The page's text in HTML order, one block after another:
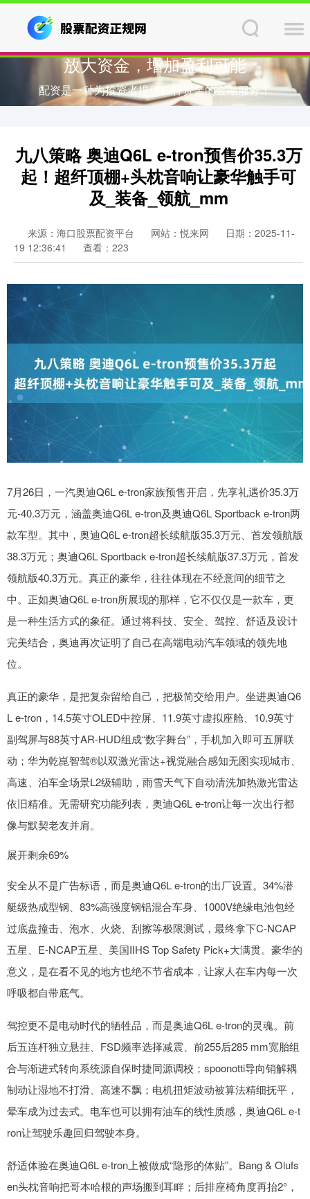
放大资金，增加盈利可能
配资是一种为投资者提供杠杆资金的金融服务！
九八策略 奥迪Q6L e-tron预售价35.3万
起！超纤顶棚+头枕音响让豪华触手可
及_装备_领航_mm
来源：海口股票配资平台 网站：悦来网
日期：2025-11-
19 12:36:41
查看：223
7月26日，一汽奥迪Q6L e-tron家族预售开启，先享礼遇价35.3万
元-40.3万元，涵盖奥迪Q6L e-tron及奥迪Q6L Sportback e-tron两
款车型。其中，奥迪Q6L e-tron超长续航版35.3万元、首发领航版
38.3万元；奥迪Q6L Sportback e-tron超长续航版37.3万元，首发
领航版40.3万元。真正的豪华，往往体现在不经意间的细节之
中。正如奥迪Q6L e-tron所展现的那样，它不仅仅是一款车，更
是一种生活方式的象征。通过将科技、安全、驾控、舒适及设计
完美结合，奥迪再次证明了自己在高端电动汽车领域的领先地
位。
真正的豪华，是把复杂留给自己，把极简交给用户。坐进奥迪Q6
L e-tron，14.5英寸OLED中控屏、11.9英寸虚拟座舱、10.9英寸
副驾屏与88英寸AR-HUD组成“数字舞台”，手机加入即可五屏联
动；华为乾崑智驾®以双激光雷达+视觉融合感知无图实现城市、
高速、泊车全场景L2级辅助，雨雪天气下自动清洗加热激光雷达
依旧精准。无需研究功能列表，奥迪Q6L e-tron让每一次出行都
像与默契老友并肩。
展开剩余69%
安全从不是广告标语，而是奥迪Q6L e-tron的出厂设置。34%潜
艇级热成型钢、83%高强度钢铝混合车身、1000V绝缘电池包经
过底盘撞击、泡水、火烧、刮擦等极限测试，最终拿下C-NCAP
五星、E-NCAP五星、美国IIHS Top Safety Pick+大满贯。豪华的
意义，是在看不见的地方也绝不节省成本，让家人在车内每一次
呼吸都自带底气。
驾控更不是电动时代的牺牲品，而是奥迪Q6L e-tron的灵魂。前
后五连杆独立悬挂、FSD频率选择减震、前255后285 mm宽胎组
合与渐进式转向系统源自保时捷同源调校；spoonotti导向销解耦
制动让湿地不打滑、高速不飘；电机扭矩波动被算法精细抚平，
晕车成为过去式。电车也可以拥有油车的线性质感，奥迪Q6L e-t
ron让驾驶乐趣回归驾驶本身。
舒适体验在奥迪Q6L e-tron上被做成“隐形的体贴”。Bang & Olufs
en头枕音响把哥本哈根的声场搬到耳畔；后排座椅角度再抬2°，